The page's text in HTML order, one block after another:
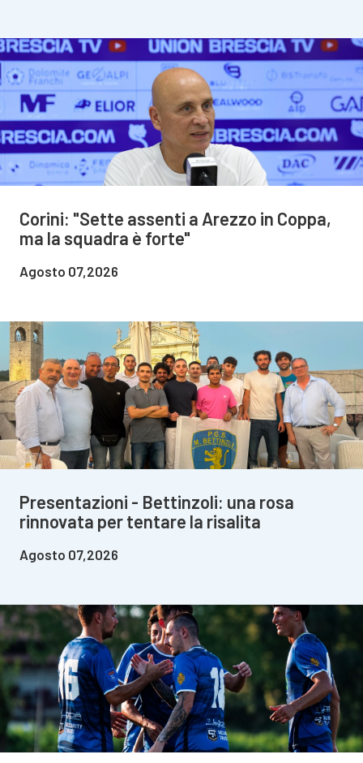
Corini: "Sette assenti a Arezzo in Coppa,
ma la squadra è forte"
Agosto 07,2026
Presentazioni - Bettinzoli: una rosa
rinnovata per tentare la risalita
Agosto 07,2026